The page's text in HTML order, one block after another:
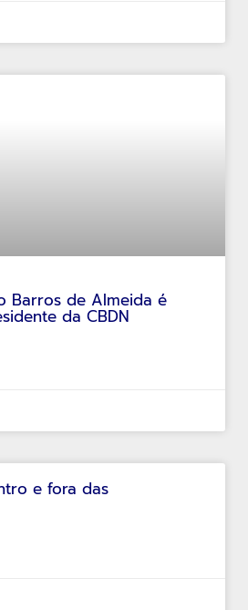
Barros de Almeida é
da CBDN
e fora das